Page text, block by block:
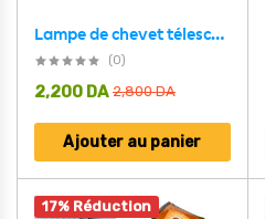
Lampe de chevet télescopique LED rechargeables lumière chaude – مصباح تيليسكوبي بإضاءة دافئة
(0)
2,800DA
2,200 DA
Ajouter au panier
17% Réduction